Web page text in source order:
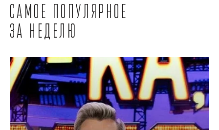
Самое популярное
за неделю